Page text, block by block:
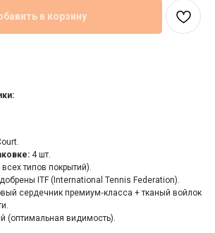
в корзину
4 шт.
типов покрытий).
ITF (International Tennis Federation).
сердечник премиум‑класса + тканый войлок
(оптимальная видимость).